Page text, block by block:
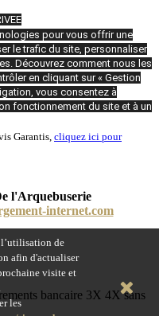
de
afin d'actualiser
visite et
les
pour vous offrir une
le trafic du site, personnaliser
Découvrez comment nous les
en cliquant sur « Gestion
vous consentez à
fonctionnement du site et à un
Garantis, cliquez ici pour
l'Arquebuserie
internet.com
bancaire 3X 4X sans